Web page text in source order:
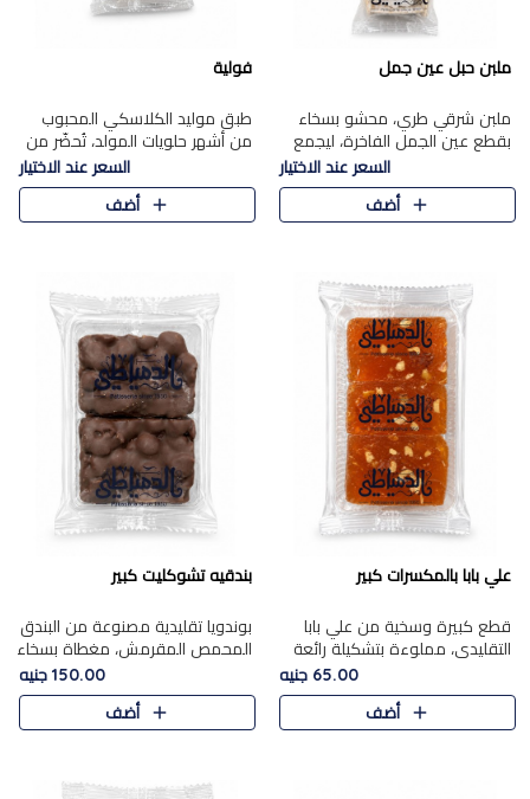
ملبن حبل عين جمل
ملبن شرقي طري، محشو بسخاء
بقطع عين الجمل الفاخرة، ليجمع
بين القوام الناعم وقرمشة الجوز
في مذاق شرقي أصيل.
السعر عند الاختيار
أضف
فولية
طبق موليد الكلاسكي المحبوب
من أشهر حلويات المولد، تُحضّر من
فول سوداني محمص بعناية
ومغلف بطبقة رقيقة من السكر
المكرمل، لتمنحك قرمشة أصيلة
السعر عند الاختيار
أضف
علي بابا بالمكسرات كبير
قطع كبيرة وسخية من علي بابا
التقليدي، مملوءة بتشكيلة رائعة
من المكسرات المحمصة المحمرة.
65.00 جنيه
أضف
بندقيه تشوكليت كبير
بوندويا تقليدية مصنوعة من البندق
المحمص المقرمش، مغطاة بسخاء
بشوكولاتة فاخرة غنية لتحقيق
التوازن المثالي بين قوام القرمشة
ونكهة الشوكولاتة ا..
150.00 جنيه
أضف